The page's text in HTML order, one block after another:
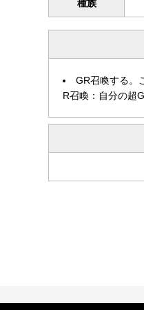
種族
GR召喚する。
R召喚：自分の超